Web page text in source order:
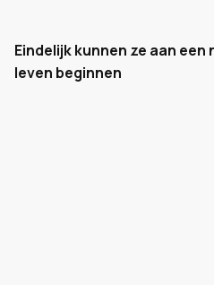
Eindelijk kunnen ze aan
leven beginnen